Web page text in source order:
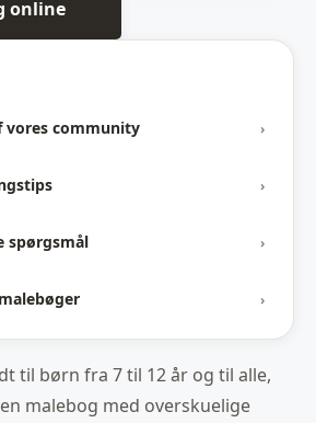
vores community ›
›
spørgsmål ›
›
online
til børn fra 7 til 12 år og til alle,
malebog med overskuelige